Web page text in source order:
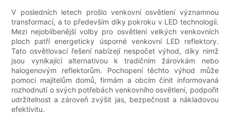
V posledních letech prošlo venkovní osvětlení významnou
transformací, a to především díky pokroku v LED technologii.
Mezi nejoblíbenější volby pro osvětlení velkých venkovních
ploch patří energeticky úsporné venkovní LED reflektory.
Tato osvětlovací řešení nabízejí nespočet výhod, díky nimž
jsou vynikající alternativou k tradičním žárovkám nebo
halogenovým reflektorům. Pochopení těchto výhod může
pomoci majitelům domů, firmám a obcím činit informovaná
rozhodnutí o svých potřebách venkovního osvětlení, podpořit
udržitelnost a zároveň zvýšit jas, bezpečnost a nákladovou
efektivitu.